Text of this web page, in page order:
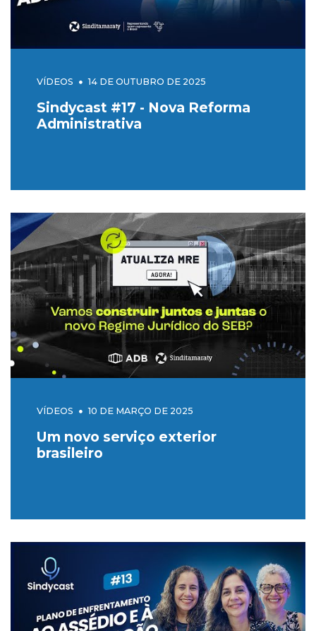
VÍDEOS 14 DE OUTUBRO DE 2025
Sindycast #17 - Nova Reforma
Administrativa
VÍDEOS 10 DE MARÇO DE 2025
Um novo serviço exterior
brasileiro